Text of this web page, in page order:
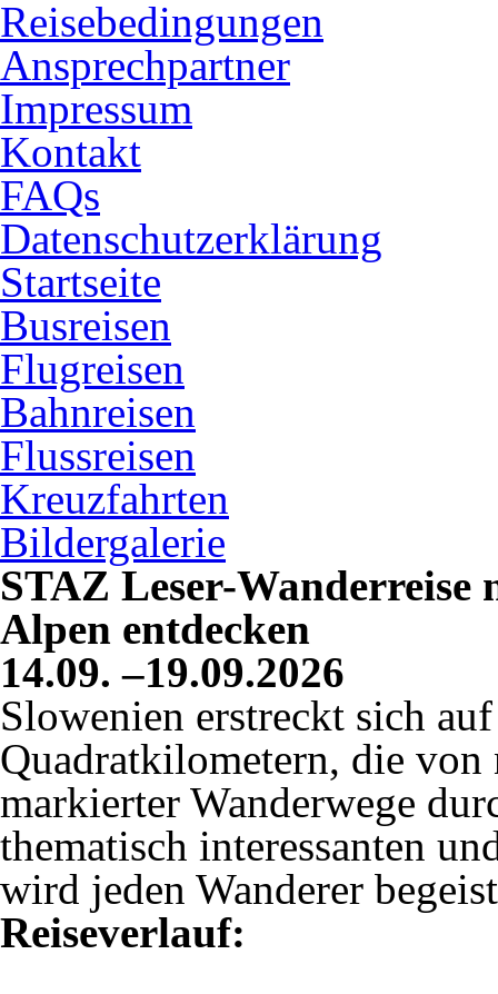
Reisebedingungen
Ansprechpartner
Impressum
Kontakt
FAQs
Datenschutzerklärung
Startseite
Busreisen
Flugreisen
Bahnreisen
Flussreisen
Kreuzfahrten
Bildergalerie
STAZ Leser-Wanderreise
Alpen entdecken
14.09. –19.09.2026
Slowenien erstreckt sich
Quadratkilometern, die
markierter Wanderwege
thematisch interessanten
wird jeden Wanderer
Reiseverlauf: